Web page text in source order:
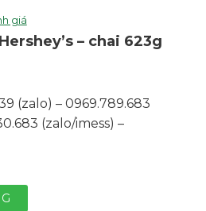
giá
– chai 623g
(zalo) – 0969.789.683
(zalo/imess) –
- chai 623g số lượng